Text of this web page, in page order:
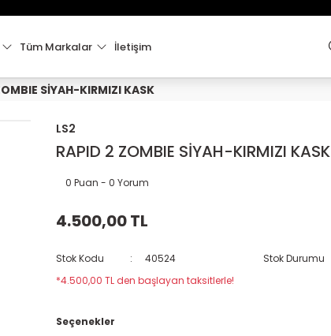
!
Tüm Markalar İletişim
SİYAH-KIRMIZI KASK
LS2
RAPID 2 ZOMBIE SİYAH-KIRMIZI KASK
0 Puan - 0 Yorum
4.500,00 TL
Stok Kodu 40524
Stok Durumu
*4.500,00 TL den başlayan taksitlerle!
Seçenekler